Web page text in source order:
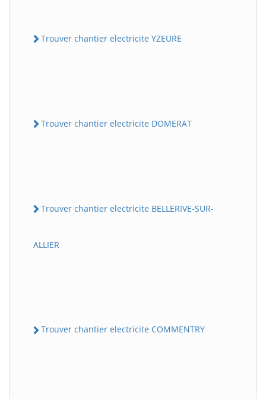
Trouver chantier electricite YZEURE
Trouver chantier electricite DOMERAT
Trouver chantier electricite BELLERIVE-SUR-
ALLIER
Trouver chantier electricite COMMENTRY